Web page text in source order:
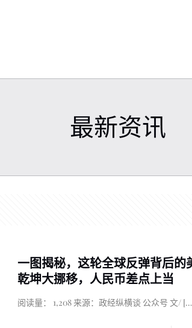
最新资讯
一图揭秘，这轮全球反弹背后的
乾坤大挪移，人民币差点上当
阅读量： 1,208 来源：政经纵横谈 公众号 文/